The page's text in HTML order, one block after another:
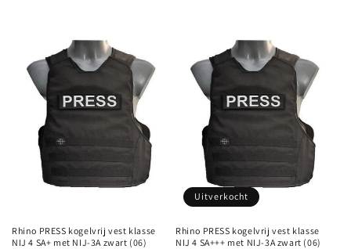
Rhino PRESS kogelvrij vest klasse
NIJ 4 SA+ met NIJ-3A zwart (06)
Uitverkocht
Rhino PRESS kogelvrij vest klasse
NIJ 4 SA+++ met NIJ-3A zwart (06)